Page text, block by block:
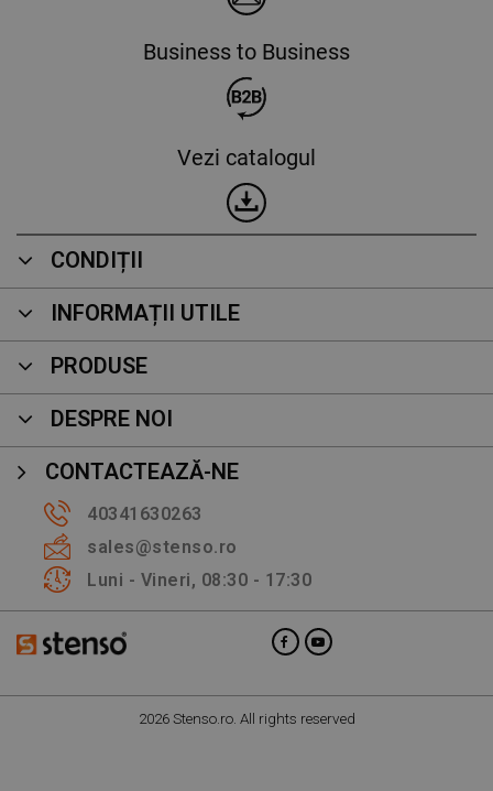
Business to Business
Vezi catalogul
CONDIȚII
INFORMAȚII UTILE
PRODUSE
DESPRE NOI
CONTACTEAZĂ-NE
40341630263
sales@stenso.ro
Luni - Vineri, 08:30 - 17:30
2026 Stenso.ro. All rights reserved